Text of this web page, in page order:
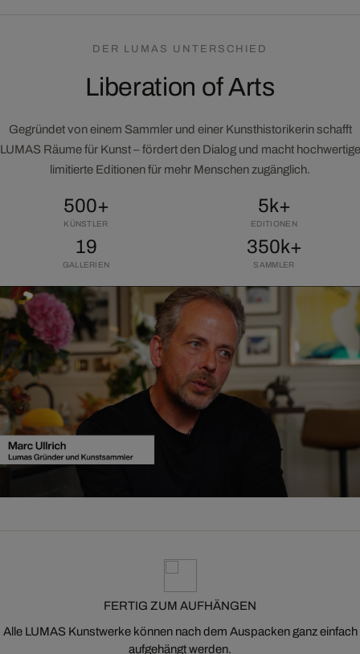
DER LUMAS UNTERSCHIED
Liberation of Arts
Gegründet von einem Sammler und einer Kunsthistorikerin schafft
LUMAS Räume für Kunst – fördert den Dialog und macht hochwertige
limitierte Editionen für mehr Menschen zugänglich.
500+
KÜNSTLER
5k+
EDITIONEN
19
GALLERIEN
350k+
SAMMLER
FERTIG ZUM AUFHÄNGEN
Alle LUMAS Kunstwerke können nach dem Auspacken ganz einfach
aufgehängt werden.